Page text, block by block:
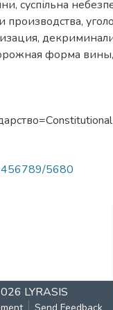
, суспільна
производства,
,
форма вины,
5680
LYRASIS